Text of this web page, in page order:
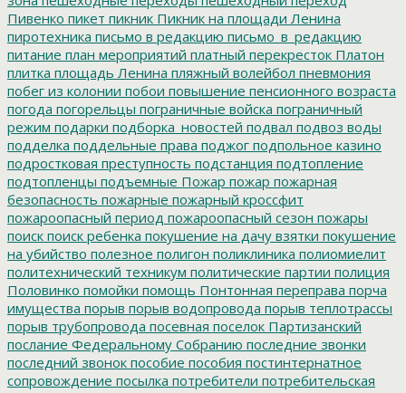
Пивенко пикет пикник Пикник на площади Ленина
пиротехника письмо в редакцию письмо_в_редакцию
питание план мероприятий платный перекресток Платон
плитка площадь Ленина пляжный волейбол пневмония
побег из колонии побои повышение пенсионного возраста
погода погорельцы пограничные войска пограничный
режим подарки подборка_новостей подвал подвоз воды
подделка поддельные права поджог подпольное казино
подростковая преступность подстанция подтопление
подтопленцы подъемные Пожар пожар пожарная
безопасность пожарные пожарный кроссфит
пожароопасный период пожароопасный сезон пожары
поиск поиск ребенка покушение на дачу взятки покушение
на убийство полезное полигон поликлиника полиомиелит
политехнический техникум политические партии полиция
Половинко помойки помощь Понтонная переправа порча
имущества порыв порыв водопровода порыв теплотрассы
порыв трубопровода посевная поселок Партизанский
послание Федеральному Собранию последние звонки
последний звонок пособие пособия постинтернатное
сопровождение посылка потребители потребительская